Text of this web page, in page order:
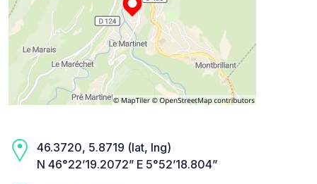
46.3720, 5.8719 (lat, lng)
N 46°22’19.2072” E 5°52’18.804”